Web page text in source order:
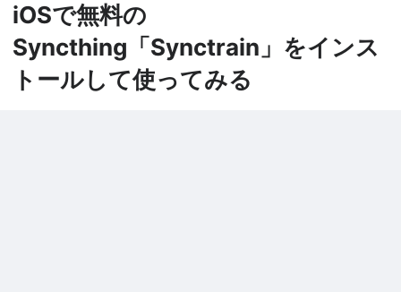
iOSで無料の
Syncthing「Synctrain」をインス
トールして使ってみる